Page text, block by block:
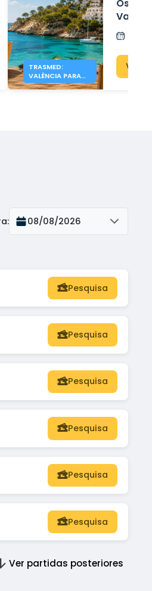
TRASMED:
VALÊNCIA PARA
IBIZA E MAIORCA
Os
de 19
Ver
: 08/08/2026
Pesquisa
Pesquisa
Pesquisa
Pesquisa
Pesquisa
Pesquisa
Ver partidas posteriores